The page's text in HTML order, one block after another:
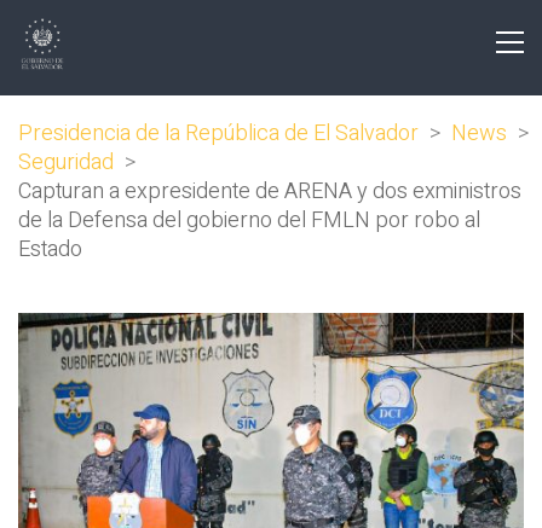
Presidencia de la República de El Salvador > News >
Seguridad >
Capturan a expresidente de ARENA y dos exministros
de la Defensa del gobierno del FMLN por robo al
Estado